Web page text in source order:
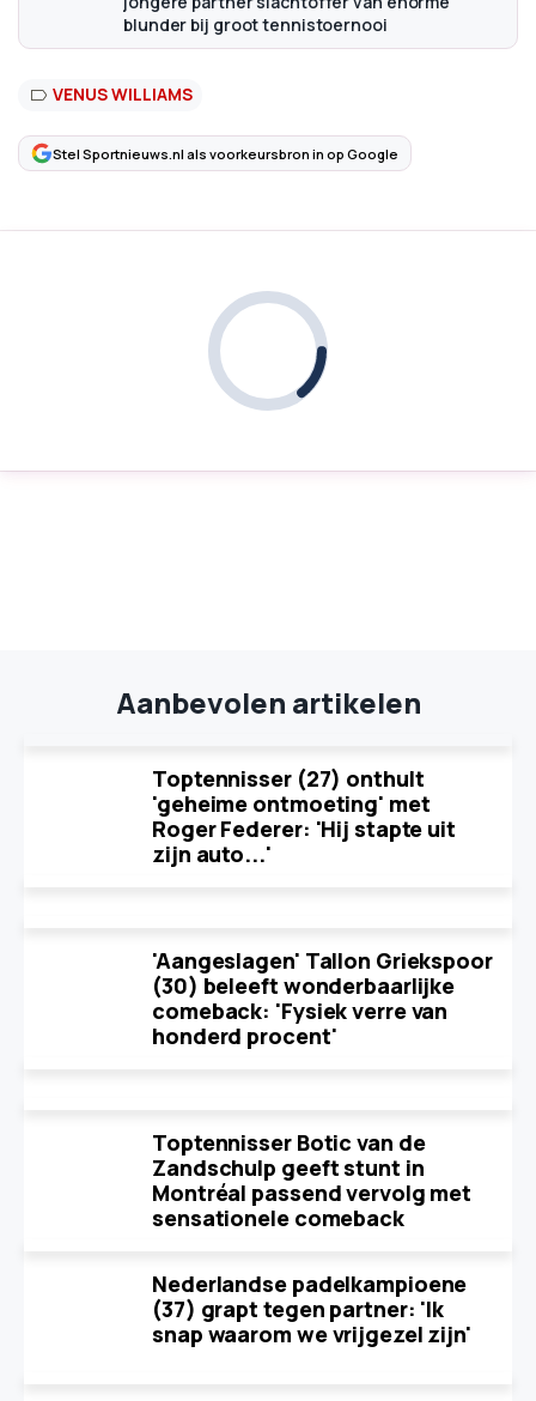
blunder bij groot tennistoernooi
VENUS WILLIAMS
Stel Sportnieuws.nl als voorkeursbron in op Google
Aanbevolen artikelen
Toptennisser (27) onthult
'geheime ontmoeting' met
Roger Federer: 'Hij stapte uit
zijn auto...'
'Aangeslagen' Tallon Griekspoor
(30) beleeft wonderbaarlijke
comeback: 'Fysiek verre van
honderd procent'
Toptennisser Botic van de
Zandschulp geeft stunt in
Montréal passend vervolg met
sensationele comeback
Nederlandse padelkampioene
(37) grapt tegen partner: 'Ik
snap waarom we vrijgezel zijn'